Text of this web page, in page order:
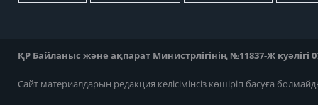
ҚР Байланыс және ақпарат Министрлігінің №11837-Ж куәлігі
Сайт материалдарын редакция келісімінсіз көшіріп басуға